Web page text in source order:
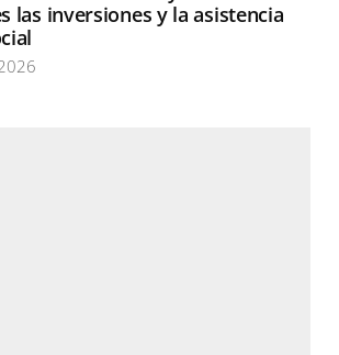
las inversiones y la asistencia